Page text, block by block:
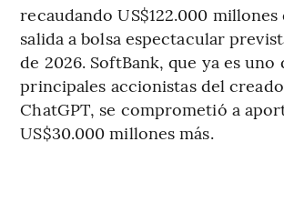
recaudando US$122.000 millones
salida a bolsa espectacular
de 2026. SoftBank, que ya es uno
principales accionistas del
ChatGPT, se comprometió a
US$30.000 millones más.